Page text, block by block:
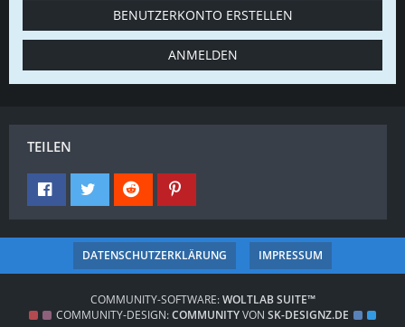
BENUTZERKONTO ERSTELLEN
ANMELDEN
TEILEN
DATENSCHUTZERKLÄRUNG IMPRESSUM
COMMUNITY-SOFTWARE:WOLTLAB SUITE™
COMMUNITY-DESIGN:COMMUNITYVON SK-DESIGNZ.DE